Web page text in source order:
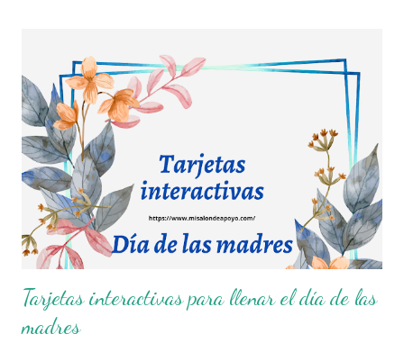
Tarjetas interactivas para llenar el día de las
madres